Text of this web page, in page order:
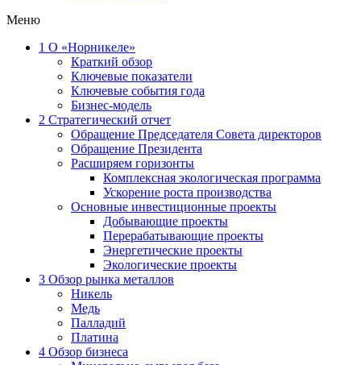
Меню
1 О «Норникеле»
Краткий обзор
Ключевые показатели
Ключевые события года
Бизнес-модель
2 Стратегический отчет
Обращение Председателя Совета директоров
Обращение Президента
Расширяем горизонты
Комплексная экологическая программа
Ускорение роста производства
Основные инвестиционные проекты
Добывающие проекты
Перерабатывающие проекты
Энергетические проекты
Экологические проекты
3 Обзор рынка металлов
Никель
Медь
Палладий
Платина
4 Обзор бизнеса